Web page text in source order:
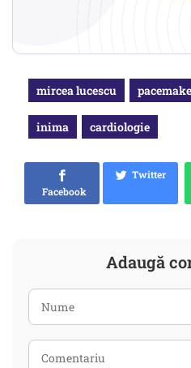
mircea lucescu
inima cardiologie
Facebook
Twitter
Adaugă